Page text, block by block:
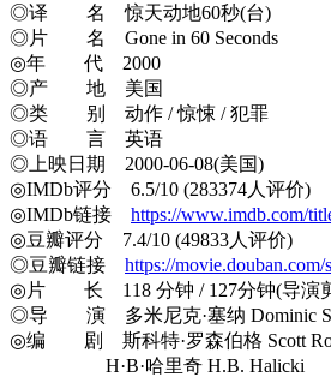
◎译 名 惊天动地60秒(台)
◎片 名 Gone in 60 Seconds
◎年 代 2000
◎产 地 美国
◎类 别 动作 / 惊悚 / 犯罪
◎语 言 英语
◎上映日期 2000-06-08(美国)
◎IMDb评分 6.5/10 (283374人评价)
◎IMDb链接 https://www.imdb.com/
◎豆瓣评分 7.4/10 (49833人评价)
◎豆瓣链接 https://movie.douban.com/
◎片 长 118 分钟 / 127分钟(导演
◎导 演 多米尼克·塞纳 Dominic
◎编 剧 斯科特·罗森伯格 Scott
H·B·哈里奇 H.B. Halicki